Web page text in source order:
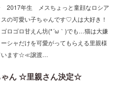
スの可愛い子ちゃんです♡人は大好き！
ロゴロ甘えん坊(*´ω｀)でも…猫は大嫌
ーシャだけを可愛がってもらえる里親様
います☆≪譲渡…
3才（2015年生）メスふわっ♪ふわ